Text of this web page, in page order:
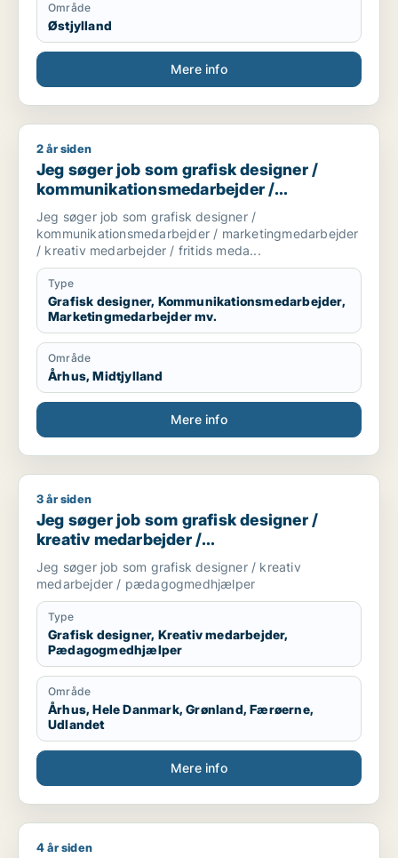
Område
Østjylland
Mere info
Jeg søger job som grafisk designer /
2 år siden
Jeg søger job som grafisk designer /
kommunikationsmedarbejder /
marketingmedarbejder / kreativ
medarbejder / fritids medarbejder
Jeg søger job som grafisk designer /
kommunikationsmedarbejder / marketingmedarbejder
/ kreativ medarbejder / fritids meda...
Type
Grafisk designer, Kommunikationsmedarbejder,
Marketingmedarbejder mv.
Område
Århus, Midtjylland
Mere info
Jeg søger job som grafisk designer / kreativ medarbejder
3 år siden
Jeg søger job som grafisk designer /
kreativ medarbejder /
pædagogmedhjælper
Jeg søger job som grafisk designer / kreativ
medarbejder / pædagogmedhjælper
Type
Grafisk designer, Kreativ medarbejder,
Pædagogmedhjælper
Område
Århus, Hele Danmark, Grønland, Færøerne,
Udlandet
Mere info
Jeg søger job som grafisk designer /
4 år siden